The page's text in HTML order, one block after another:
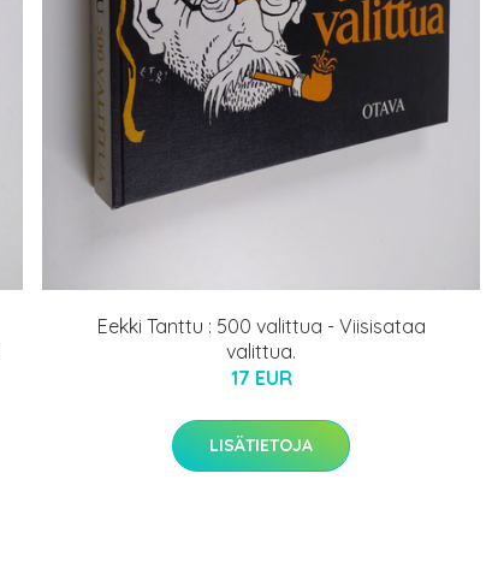
Eekki Tanttu : 500 valittua - Viisisataa
valittua.
17 EUR
LISÄTIETOJA